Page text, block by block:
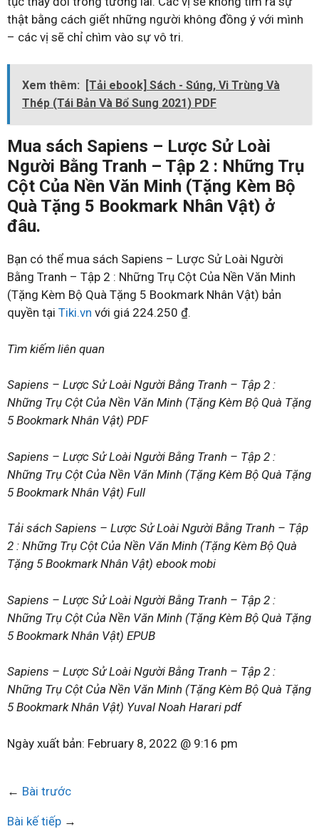
thật bằng cách giết những người không đồng ý với mình
– các vị sẽ chỉ chìm vào sự vô tri.
Xem thêm:
[Tải ebook] Sách - Súng, Vi Trùng Và
Thép (Tái Bản Và Bổ Sung 2021) PDF
Mua sách Sapiens – Lược Sử Loài
Người Bằng Tranh – Tập 2 : Những Trụ
Cột Của Nền Văn Minh (Tặng Kèm Bộ
Quà Tặng 5 Bookmark Nhân Vật) ở
đâu.
Bạn có thể mua sách Sapiens – Lược Sử Loài Người
Bằng Tranh – Tập 2 : Những Trụ Cột Của Nền Văn Minh
(Tặng Kèm Bộ Quà Tặng 5 Bookmark Nhân Vật) bản
quyền tại Tiki.vn với giá 224.250 ₫.
Tìm kiếm liên quan
Sapiens – Lược Sử Loài Người Bằng Tranh – Tập 2 :
Những Trụ Cột Của Nền Văn Minh (Tặng Kèm Bộ Quà Tặng
5 Bookmark Nhân Vật) PDF
Sapiens – Lược Sử Loài Người Bằng Tranh – Tập 2 :
Những Trụ Cột Của Nền Văn Minh (Tặng Kèm Bộ Quà Tặng
5 Bookmark Nhân Vật) Full
Tải sách Sapiens – Lược Sử Loài Người Bằng Tranh – Tập
2 : Những Trụ Cột Của Nền Văn Minh (Tặng Kèm Bộ Quà
Tặng 5 Bookmark Nhân Vật) ebook mobi
Sapiens – Lược Sử Loài Người Bằng Tranh – Tập 2 :
Những Trụ Cột Của Nền Văn Minh (Tặng Kèm Bộ Quà Tặng
5 Bookmark Nhân Vật) EPUB
Sapiens – Lược Sử Loài Người Bằng Tranh – Tập 2 :
Những Trụ Cột Của Nền Văn Minh (Tặng Kèm Bộ Quà Tặng
5 Bookmark Nhân Vật) Yuval Noah Harari pdf
Ngày xuất bản: February 8, 2022 @ 9:16 pm
← Bài trước
Bài kế tiếp →